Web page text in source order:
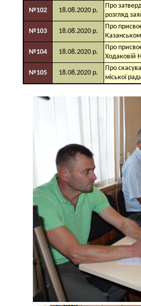
№102 18.08.2020 р.
Про
розгляд
№103 18.08.2020 р.
Про
№104 18.08.2020 р.
Про
Ходаковій
№105 18.08.2020 р.
Про
міської